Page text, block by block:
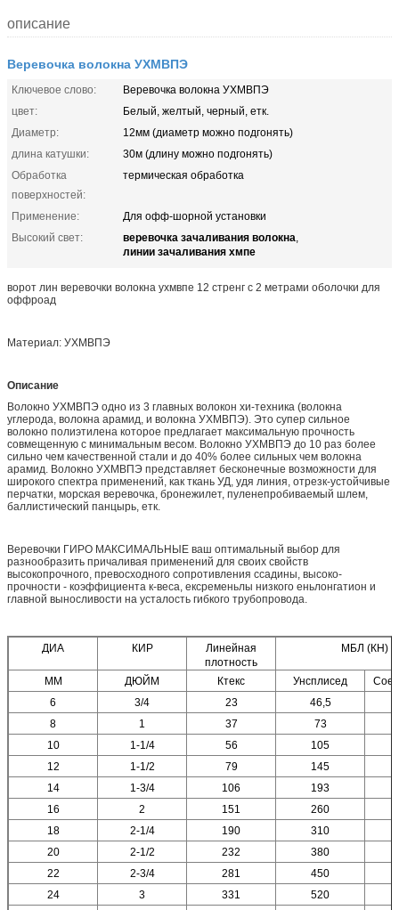
описание
Веревочка волокна УХМВПЭ
Ключевое слово:
Веревочка волокна УХМВПЭ
цвет:
Белый, желтый, черный, етк.
Диаметр:
12мм (диаметр можно подгонять)
длина катушки:
30м (длину можно подгонять)
Обработка
поверхностей:
термическая обработка
Применение:
Для офф-шорной установки
Высокий свет:
веревочка зачаливания волокна,
линии зачаливания хмпе
ворот лин веревочки волокна ухмвпе 12 стренг с 2 метрами оболочки для
оффроад
Материал: УХМВПЭ
Описание
Волокно УХМВПЭ одно из 3 главных волокон хи-техника (волокна
углерода, волокна арамид, и волокна УХМВПЭ). Это супер сильное
волокно полиэтилена которое предлагает максимальную прочность
совмещенную с минимальным весом. Волокно УХМВПЭ до 10 раз более
сильно чем качественной стали и до 40% более сильных чем волокна
арамид. Волокно УХМВПЭ представляет бесконечные возможности для
широкого спектра применений, как ткань УД, удя линия, отрезк-устойчивые
перчатки, морская веревочка, бронежилет, пуленепробиваемый шлем,
баллистический панцырь, етк.
Веревочки ГИРО МАКСИМАЛЬНЫЕ ваш оптимальный выбор для
разнообразить причаливая применений для своих свойств
высокопрочного, превосходного сопротивления ссадины, высоко-
прочности - коэффициента к-веса, ексременьлы низкого еньлонгатион и
главной выносливости на усталость гибкого трубопровода.
ДИА КИР
Линейная
плотность
МБЛ (КН)
ММ ДЮЙМ Ктекс Унсплисед
6
3/4 23
46,5
8
1 37
73
10
1-1/4 56
105
12
1-1/2 79
145
14
1-3/4 106
193
16
2 151
260
18
2-1/4 190
310
20
2-1/2 232
380
22
2-3/4 281
450
24
3 331
520